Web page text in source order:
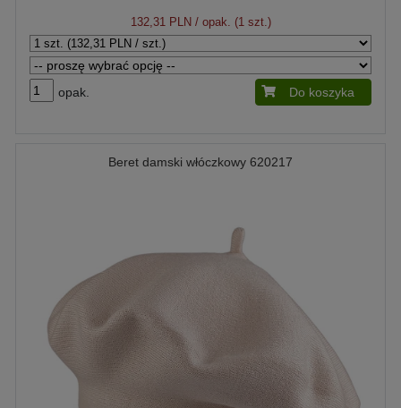
132,31 PLN/ opak. (1 szt.)
opak. Do koszyka
Beret damski włóczkowy 620217